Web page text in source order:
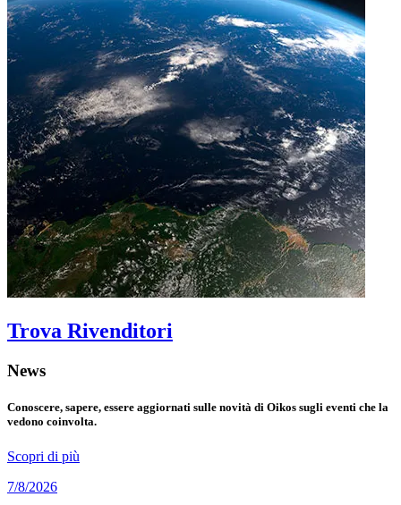
Trova Rivenditori
News
Conoscere, sapere, essere aggiornati sulle novità di Oikos sugli eventi che la
vedono coinvolta.
Scopri di più
7/8/2026